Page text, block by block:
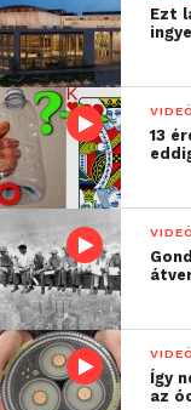
Ezt
VIDEÓ
13
VIDEÓ
VIDEÓ
Így
az